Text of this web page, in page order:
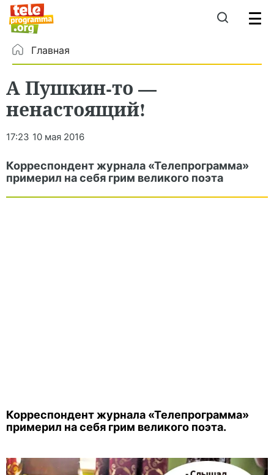
Главная
А Пушкин-то —
ненастоящий!
17:23 10 мая 2016
Корреспондент журнала «Телепрограмма»
примерил на себя грим великого поэта
Корреспондент журнала «Телепрограмма»
примерил на себя грим великого поэта.